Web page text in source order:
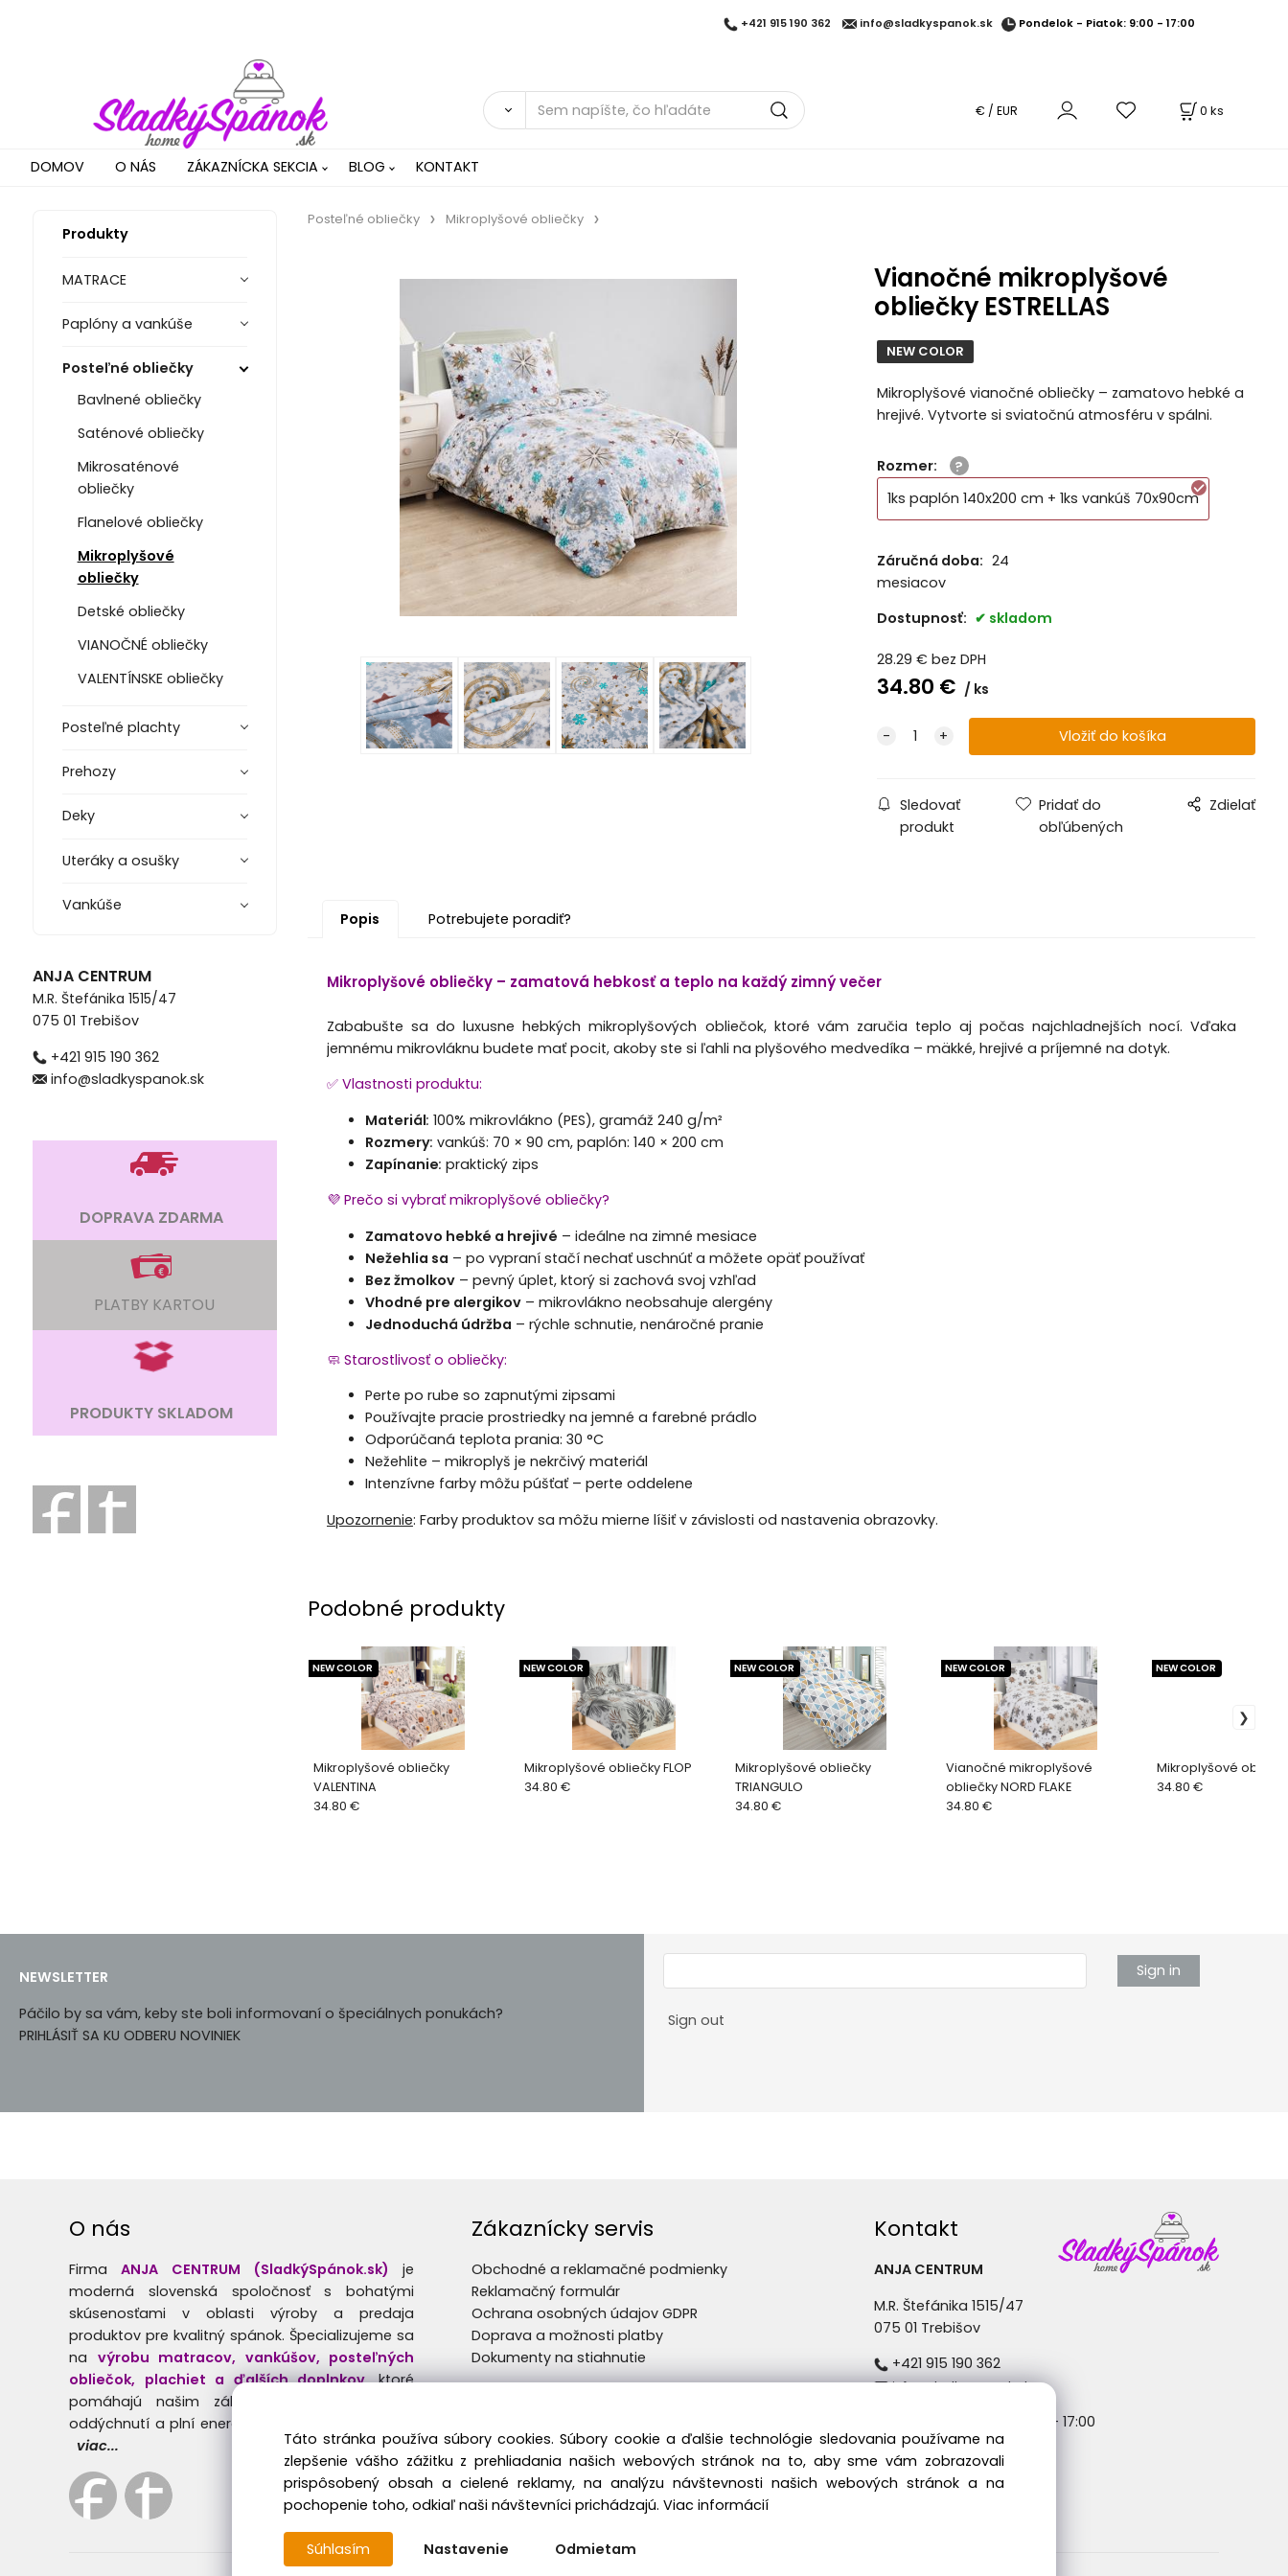
+421 915 190 362 info@sladkyspanok.sk Pondelok - Piatok: 9:00 - 17:00
0 ks
€ / EUR
DOMOV O NÁS ZÁKAZNÍCKA SEKCIA BLOG KONTAKT
Produkty
MATRACE
Paplóny a vankúše
Posteľné obliečky
Bavlnené obliečky
Saténové obliečky
Mikrosaténové
obliečky
Flanelové obliečky
Mikroplyšové
obliečky
Detské obliečky
VIANOČNÉ obliečky
VALENTÍNSKE obliečky
Posteľné plachty
Prehozy
Deky
Uteráky a osušky
Vankúše
ANJA CENTRUM
M.R. Štefánika 1515/47
075 01 Trebišov
+421 915 190 362
info@sladkyspanok.sk
DOPRAVA ZDARMA
PLATBY KARTOU
PRODUKTY SKLADOM
Posteľné obliečky Mikroplyšové obliečky
Vianočné mikroplyšové
obliečky ESTRELLAS
NEW COLOR
Mikroplyšové vianočné obliečky – zamatovo hebké a
hrejivé. Vytvorte si sviatočnú atmosféru v spálni.
Rozmer:
1ks paplón 140x200 cm + 1ks vankúš 70x90cm
Záručná doba: 24
mesiacov
Dostupnosť:
skladom
28.29 € bez DPH
34.80 € ks
Sledovať
produkt
Pridať do
obľúbených
Zdielať
Popis Potrebujete poradiť?
Mikroplyšové obliečky – zamatová hebkosť a teplo na každý zimný večer
Zababušte sa do luxusne hebkých mikroplyšových obliečok, ktoré vám zaručia teplo aj počas najchladnejších nocí. Vďaka
jemnému mikrovláknu budete mať pocit, akoby ste si ľahli na plyšového medvedíka – mäkké, hrejivé a príjemné na dotyk.
✅ Vlastnosti produktu:
Materiál: 100% mikrovlákno (PES), gramáž 240 g/m²
Rozmery: vankúš: 70 × 90 cm, paplón: 140 × 200 cm
Zapínanie: praktický zips
💜 Prečo si vybrať mikroplyšové obliečky?
Zamatovo hebké a hrejivé – ideálne na zimné mesiace
Nežehlia sa – po vypraní stačí nechať uschnúť a môžete opäť používať
Bez žmolkov– pevný úplet, ktorý si zachová svoj vzhľad
Vhodné pre alergikov– mikrovlákno neobsahuje alergény
Jednoduchá údržba – rýchle schnutie, nenáročné pranie
🧼 Starostlivosť o obliečky:
Perte po rube so zapnutými zipsami
Používajte pracie prostriedky na jemné a farebné prádlo
Odporúčaná teplota prania: 30 °C
Nežehlite – mikroplyš je nekrčivý materiál
Intenzívne farby môžu púšťať – perte oddelene
Upozornenie: Farby produktov sa môžu mierne líšiť v závislosti od nastavenia obrazovky.
Podobné produkty
Mikroplyšové obliečky
VALENTINA
NEW COLOR
34.80 €
Mikroplyšové obliečky FLOP
NEW COLOR
34.80 €
Mikroplyšové obliečky
TRIANGULO
NEW COLOR
34.80 €
Vianočné mikroplyšové
obliečky NORD FLAKE
NEW COLOR
34.80 €
Mikroplyšové
NEW COLOR
34.80 €
NEWSLETTER
Páčilo by sa vám, keby ste boli informovaní o špeciálnych ponukách?
PRIHLÁSIŤ SA KU ODBERU NOVINIEK
Sign in
Sign out
O nás
FirmaANJA CENTRUM (SladkýSpánok.sk) je
moderná slovenská spoločnosť s bohatými
skúsenosťami v oblasti výroby a predaja
produktov pre kvalitný spánok. Špecializujeme sa
na výrobu matracov, vankúšov, posteľných
obliečok, plachiet a ďalších doplnkov, ktoré
pomáhajú našim zákazníkom prebúdzať sa
oddýchnutí a plní energie.
viac...
Zákaznícky servis
Obchodné a reklamačné podmienky
Reklamačný formulár
Ochrana osobných údajov GDPR
Doprava a možnosti platby
Dokumenty na stiahnutie
Kontakt
ANJA CENTRUM
M.R. Štefánika 1515/47
075 01 Trebišov
+421 915 190 362
info@sladkyspanok.sk
Pondelok - Piatok: 8:30 - 17:00
Táto stránka používa súbory cookies. Súbory cookie a ďalšie technológie sledovania používame na
zlepšenie vášho zážitku z prehliadania našich webových stránok na to, aby sme vám zobrazovali
prispôsobený obsah a cielené reklamy, na analýzu návštevnosti našich webových stránok a na
pochopenie toho, odkiaľ naši návštevníci prichádzajú. Viac informácií
Súhlasím Nastavenie Odmietam